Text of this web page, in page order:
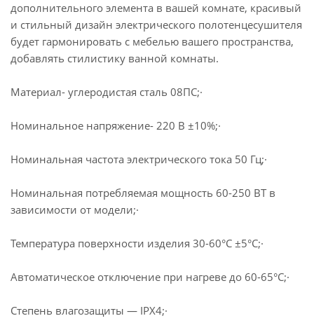
дополнительного элемента в вашей комнате, красивый
и стильный дизайн электрического полотенцесушителя
будет гармонировать с мебелью вашего пространства,
добавлять стилистику ванной комнаты.
Материал- углеродистая сталь 08ПС;·
Номинальное напряжение- 220 В ±10%;·
Номинальная частота электрического тока 50 Гц;·
Номинальная потребляемая мощность 60-250 ВТ в
зависимости от модели;·
Температура поверхности изделия 30-60°С ±5°С;·
Автоматическое отключение при нагреве до 60-65°С;·
Степень влагозащиты — IPX4;·